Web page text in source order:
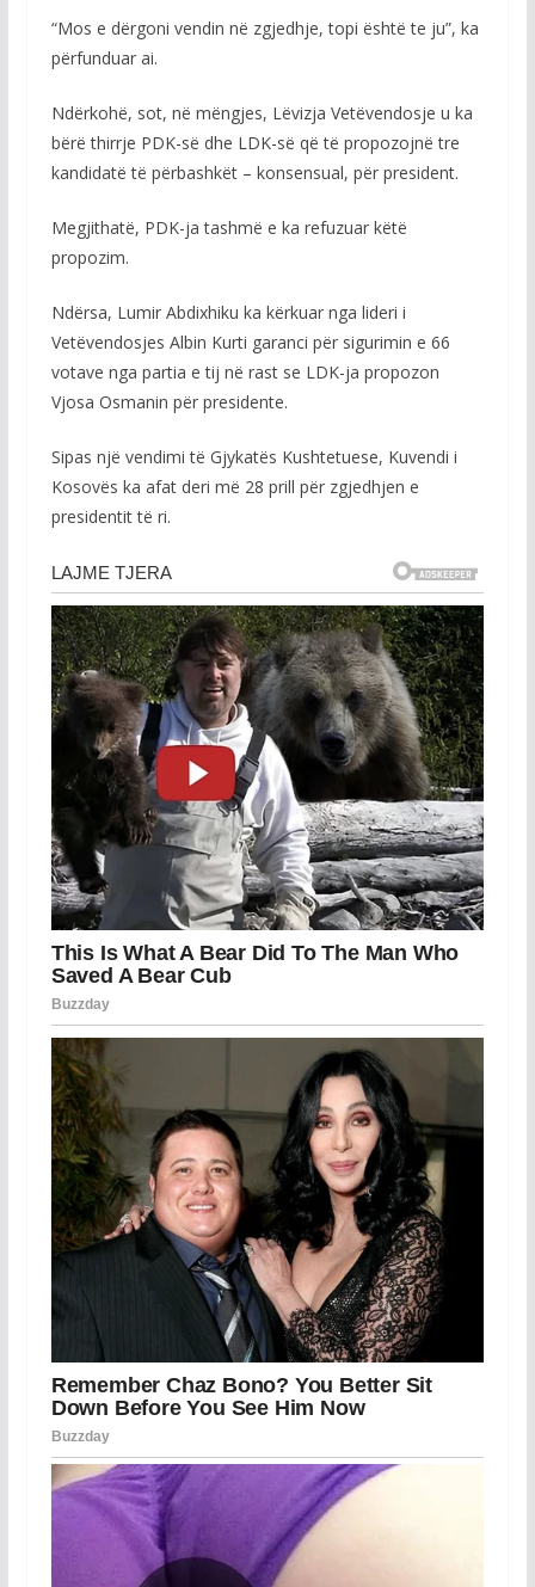
“Mos e dërgoni vendin në zgjedhje, topi është te ju”, ka
përfunduar ai.
Ndërkohë, sot, në mëngjes, Lëvizja Vetëvendosje u ka
bërë thirrje PDK-së dhe LDK-së që të propozojnë tre
kandidatë të përbashkët – konsensual, për president.
Megjithatë, PDK-ja tashmë e ka refuzuar këtë
propozim.
Ndërsa, Lumir Abdixhiku ka kërkuar nga lideri i
Vetëvendosjes Albin Kurti garanci për sigurimin e 66
votave nga partia e tij në rast se LDK-ja propozon
Vjosa Osmanin për presidente.
Sipas një vendimi të Gjykatës Kushtetuese, Kuvendi i
Kosovës ka afat deri më 28 prill për zgjedhjen e
presidentit të ri.